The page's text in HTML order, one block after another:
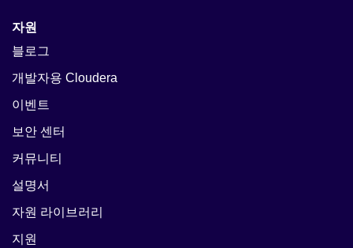
자원
블로그
개발자용 Cloudera
이벤트
보안 센터
커뮤니티
설명서
자원 라이브러리
지원